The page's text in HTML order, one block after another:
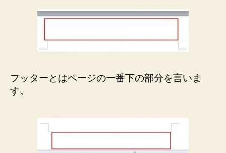
フッターとはページの一番下の部分を言いま
す。